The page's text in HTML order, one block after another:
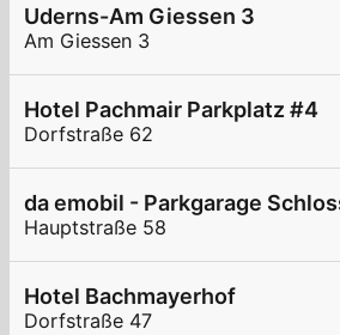
Uderns-Am Giessen 3
Am Giessen 3
Hotel Pachmair Parkplatz #4
Dorfstraße 62
da emobil - Parkgarage
Hauptstraße 58
Hotel Bachmayerhof
Dorfstraße 47